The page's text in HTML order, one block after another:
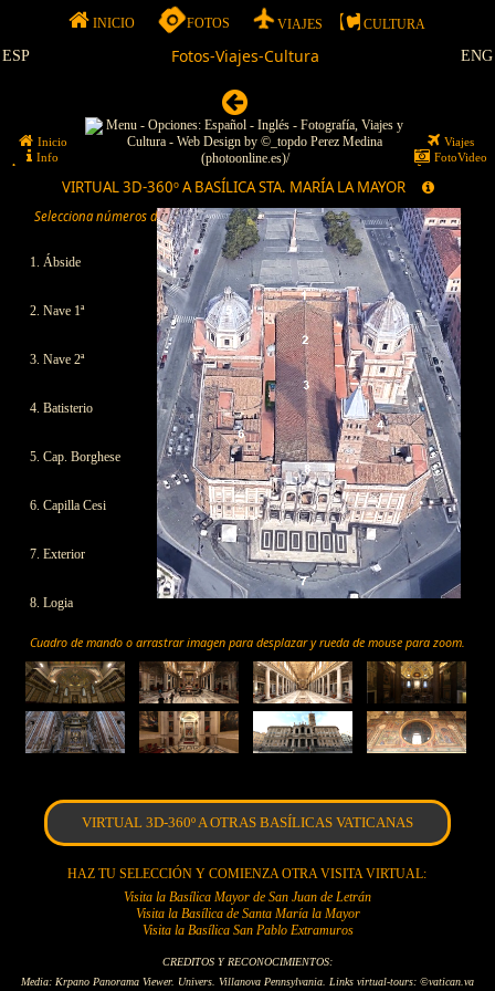
INICIO FOTOS VIAJES CULTURA
ESP Fotos-Viajes-Cultura ENG
Inicio
Info
Click para ampliar
Viajes
FotoVideo
VIRTUAL 3D-360º A BASÍLICA STA. MARÍA LA MAYOR
Selecciona números de localización o imágenes, haz clic y comienza tu visita
1. Ábside
2. Nave 1ª
3. Nave 2ª
4. Batisterio
5. Cap. Borghese
6. Capilla Cesi
7. Exterior
8. Logia
Cuadro de mando o arrastrar imagen para desplazar y rueda de mouse para zoom.
VIRTUAL 3D-360º A OTRAS BASÍLICAS VATICANAS
HAZ TU SELECCIÓN Y COMIENZA OTRA VISITA VIRTUAL:
Visita la Basílica Mayor de San Juan de Letrán
Visita la Basílica de Santa María la Mayor
Visita la Basílica San Pablo Extramuros
CREDITOS Y RECONOCIMIENTOS:
Media: Krpano Panorama Viewer. Univers. Villanova Pennsylvania. Links virtual-tours: ©vatican.va